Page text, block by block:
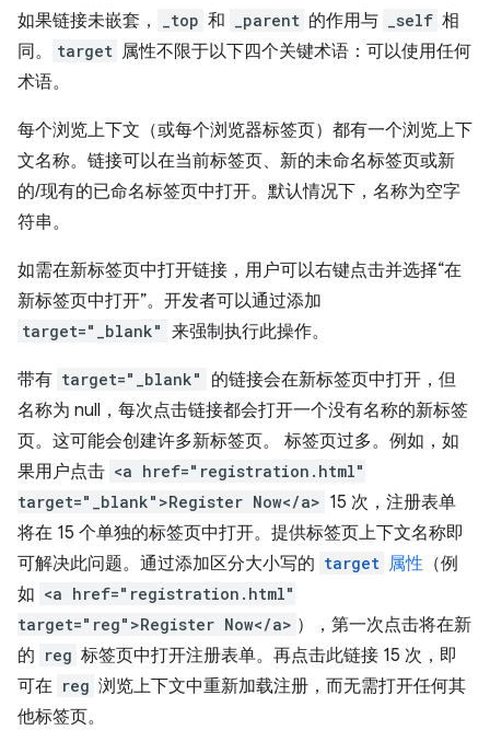
如果链接未嵌套， _top 和 _parent 的作用与 _self 相
同。
target 属性不限于以下四个关键术语：可以使用任何
术语。
每个浏览上下文（或每个浏览器标签页）都有一个浏览上下
文名称。链接可以在当前标签页、新的未命名标签页或新
的/现有的已命名标签页中打开。默认情况下，名称为空字
符串。
如需在新标签页中打开链接，用户可以右键点击并选择“在
新标签页中打开”。开发者可以通过添加
target="_blank" 来强制执行此操作。
带有 target="_blank"
的链接会在新标签页中打开，但
名称为 null，每次点击链接都会打开一个没有名称的新标签
页。这可能会创建许多新标签页。 标签页过多。例如，如
果用户点击 <a href="registration.html"
target="_blank">Register Now</a> 15 次，注册表单
将在 15 个单独的标签页中打开。提供标签页上下文名称即
可解决此问题。通过添加区分大小写的 target 属性 （例
如 <a href="registration.html"
target="reg">Register Now</a> ），第一次点击将在新
的 reg 标签页中打开注册表单。再点击此链接 15 次，即
可在 reg 浏览上下文中重新加载注册，而无需打开任何其
他标签页。